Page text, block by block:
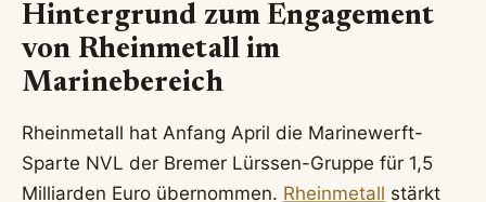
Hintergrund zum Engagement
von Rheinmetall im
Marinebereich
Rheinmetall hat Anfang April die Marinewerft-
Sparte NVL der Bremer Lürssen-Gruppe für 1,5
Milliarden Euro übernommen. Rheinmetall stärkt